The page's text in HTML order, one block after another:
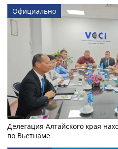
Официально
Делегация Алтайского края
во Вьетнаме